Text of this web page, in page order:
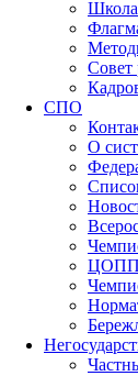
Совет
СПО
О
ЦОПП